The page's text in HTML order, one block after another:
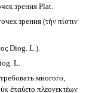
зрения Plat.
зрения (τὴν πίστιν
Diog. L.).
L.
многого,
ἐπαύετο πλεονεκτέων